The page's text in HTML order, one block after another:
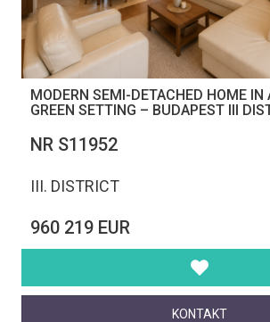
MODERN SEMI-DETACHED HOME IN
GREEN SETTING – BUDAPEST III
NR S11952
III. DISTRICT
960 219 EUR
KONTAKT